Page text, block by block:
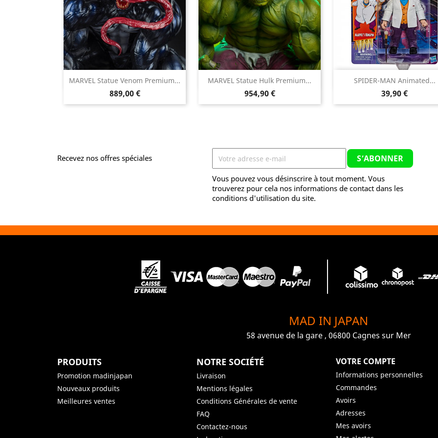
MARVEL Statue Venom Premium...
Prix
889,00 €
Aperçu rapide MARVEL Statue Hulk Premium...
Prix
954,90 €
Aperçu rapide SPIDER-MAN Animated...
Prix
39,90 €
Aperçu rapide
Recevez nos offres spéciales
Vous pouvez vous désinscrire à tout moment. Vous
trouverez pour cela nos informations de contact dans les
conditions d'utilisation du site.
MAD IN JAPAN
58 avenue de la gare , 06800 Cagnes sur Mer
PRODUITS
Promotion madinjapan
Nouveaux produits
Meilleures ventes
NOTRE SOCIÉTÉ
Livraison
Mentions légales
Conditions Générales de vente
FAQ
Contactez-nous
VOTRE COMPTE
Informations personnelles
Commandes
Avoirs
Adresses
Mes avoirs